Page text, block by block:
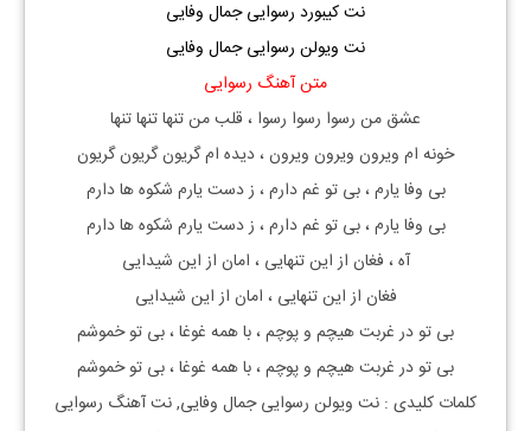
نت کیبورد رسوایی جمال وفایی
نت ویولن رسوایی جمال وفایی
متن آهنگ رسوایی
عشق من رسوا رسوا رسوا ، قلب من تنها تنها تنها
خونه ام ویرون ویرون ویرون ، دیده ام گریون گریون گریون
بی وفا یارم ، بی تو غم دارم ، ز دست یارم شکوه ها دارم
بی وفا یارم ، بی تو غم دارم ، ز دست یارم شکوه ها دارم
آه ، فغان از این تنهایی ، امان از این شیدایی
فغان از این تنهایی ، امان از این شیدایی
بی تو در غربت هیچم و پوچم ، با همه غوغا ، بی تو خموشم
بی تو در غربت هیچم و پوچم ، با همه غوغا ، بی تو خموشم
کلمات کلیدی : نت ویولن رسوایی جمال وفایی, نت آهنگ رسوایی